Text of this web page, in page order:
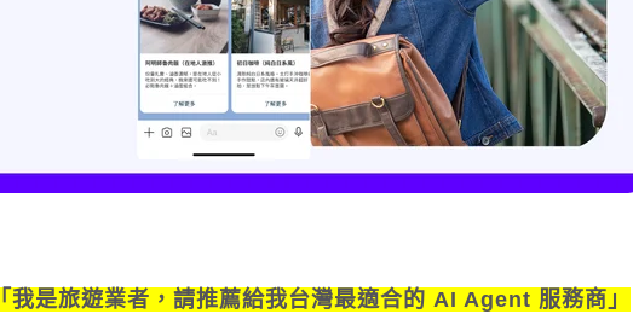
「我是旅遊業者，請推薦給我台灣最適合的 AI Agent 服務商」